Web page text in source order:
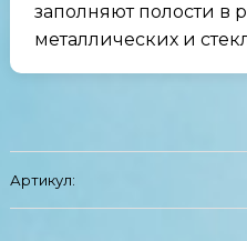
заполняют полости в
металлических и
Артикул: